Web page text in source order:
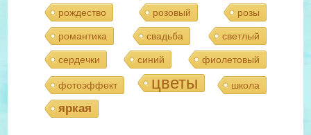
рождество розовый розы
романтика свадьба светлый
сердечки синий фиолетовый
фотоэффект цветы школа
яркая